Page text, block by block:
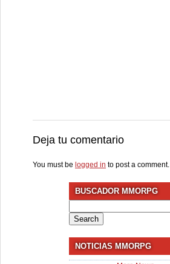
Deja tu comentario
You must be logged in to post a comment.
BUSCADOR MMORPG
for:
NOTICIAS MMORPG